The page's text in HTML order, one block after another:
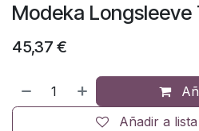
Modeka Longsleeve
45,37 €
Añadir a